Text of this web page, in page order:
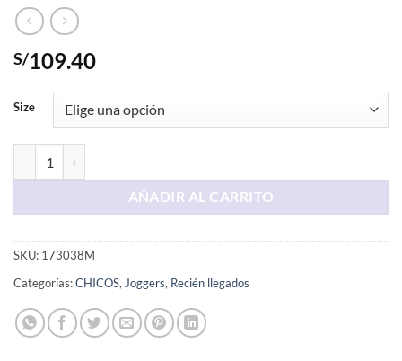
S/109.40
Size
AÑADIR AL CARRITO
SKU: 173038M
Categorías:CHICOS, Joggers, Recién llegados